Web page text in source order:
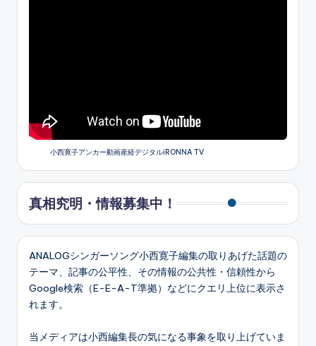
小西寛子アンカー動画産経デジタルiRONNA TV
真相究明・情報募集中！
ANALOGシンガーソング小西寛子編集の取りあげた話題の
テーマ、記事の公平性、その情報の公共性・信頼性から
Google検索（E-E-A-T準拠）などにクエリ上位に表示さ
れます。
当メディアは小西編集長の気になる事象を取り上げていま